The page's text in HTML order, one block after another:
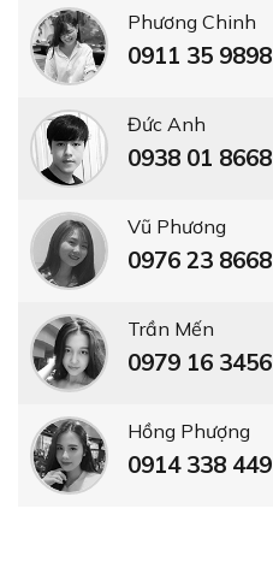
Phương Chinh
0911 35 9898
Đức Anh
0938 01 8668
Vũ Phương
0976 23 8668
Trần Mến
0979 16 3456
Hồng Phượng
0914 338 449